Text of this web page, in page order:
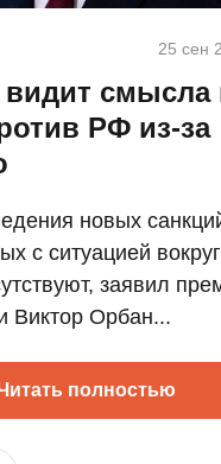
25 сен
видит смысла
РФ из-за
новых
с ситуацией
заявил
Виктор Орбан...
полностью